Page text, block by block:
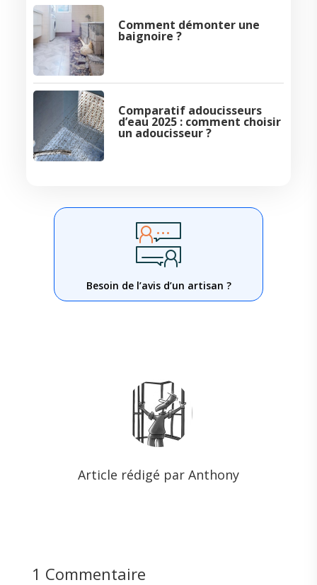
Comment démonter une
baignoire ?
Comparatif adoucisseurs
d’eau 2025 : comment choisir
un adoucisseur ?
Besoin de l’avis d’un artisan ?
Article rédigé par Anthony
1 Commentaire